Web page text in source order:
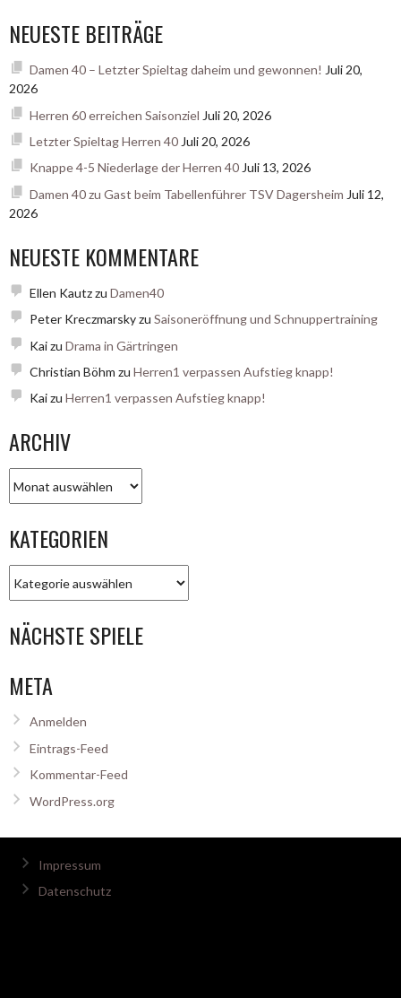
NEUESTE BEITRÄGE
Damen 40 – Letzter Spieltag daheim und gewonnen! Juli 20,
2026
Herren 60 erreichen Saisonziel Juli 20, 2026
Letzter Spieltag Herren 40 Juli 20, 2026
Knappe 4-5 Niederlage der Herren 40Juli 13, 2026
Damen 40 zu Gast beim Tabellenführer TSV Dagersheim Juli 12,
2026
NEUESTE KOMMENTARE
Ellen Kautzzu Damen40
Peter Kreczmarskyzu Saisoneröffnung und Schnuppertraining
Kaizu Drama in Gärtringen
Christian Böhm zu Herren1 verpassen Aufstieg knapp!
Kaizu Herren1 verpassen Aufstieg knapp!
ARCHIV
KATEGORIEN
NÄCHSTE SPIELE
META
Anmelden
Eintrags-Feed
Kommentar-Feed
WordPress.org
Impressum
Datenschutz